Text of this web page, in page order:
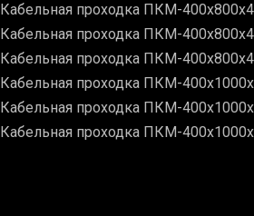
Кабельная проходка ПКМ-
Кабельная проходка ПКМ-
Кабельная проходка ПКМ-
Кабельная проходка ПКМ-
Кабельная проходка ПКМ-
Кабельная проходка ПКМ-